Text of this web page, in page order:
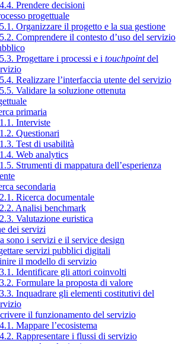
Prendere decisioni
progettuale
Organizzare il progetto e la sua gestione
Comprendere il contesto d’uso del servizio
Progettare i processi e i touchpointdel
Realizzare l’interfaccia utente del servizio
Validare la soluzione ottenuta
primaria
Interviste
Questionari
Test di usabilità
Web analytics
Strumenti di mappatura dell’esperienza
secondaria
Ricerca documentale
Analisi benchmark
Valutazione euristica
dei servizi
sono i servizi e il service design
servizi pubblici digitali
il modello di servizio
Identificare gli attori coinvolti
Formulare la proposta di valore
Inquadrare gli elementi costitutivi del
il funzionamento del servizio
Mappare l’ecosistema
Rappresentare i flussi di servizio